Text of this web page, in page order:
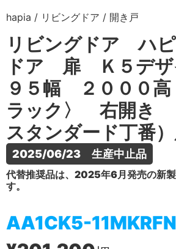
hapia / リビングドア / 開き戸
リビングドア ハ
ドア 扉 Ｋ５デ
９５幅 ２０００
ラック〉 右開き
スタンダード丁番）
2025/06/23　生産中止品
代替推奨品は、2025年6月発売の新
す。
AA1CK5-11MKRFN